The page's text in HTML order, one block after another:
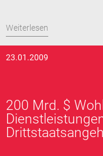
Weiterlesen
23.01.2009
200 Mrd. $